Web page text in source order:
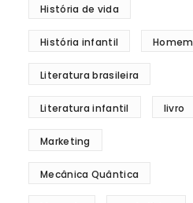
História de vida
História infantil Homem
Literatura brasileira
Literatura infantil livro
Marketing
Mecânica Quântica